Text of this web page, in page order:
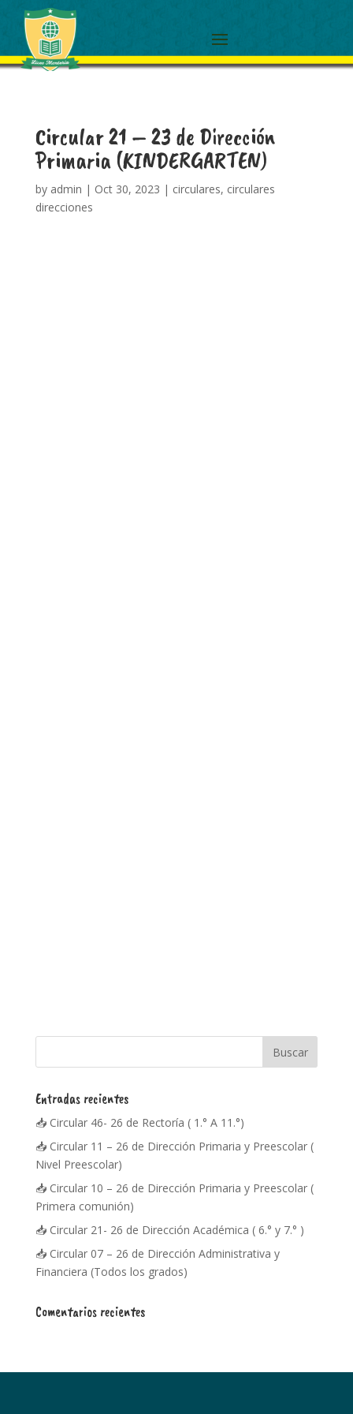
Circular 21 – 23 de Dirección
Primaria (KINDERGARTEN)
by admin | Oct 30, 2023 | circulares, circulares
direcciones
Entradas recientes
📥 Circular 46- 26 de Rectoría ( 1.° A 11.°)
📥 Circular 11 – 26 de Dirección Primaria y Preescolar (
Nivel Preescolar)
📥 Circular 10 – 26 de Dirección Primaria y Preescolar (
Primera comunión)
📥 Circular 21- 26 de Dirección Académica ( 6.° y 7.° )
📥 Circular 07 – 26 de Dirección Administrativa y
Financiera (Todos los grados)
Comentarios recientes